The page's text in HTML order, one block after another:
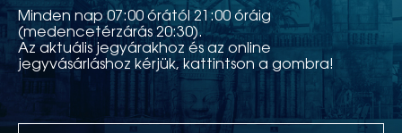
Minden nap 07:00 órától 21:00 óráig
(medencetérzárás 20:30).
Az aktuális jegyárakhoz és az online
jegyvásárláshoz kérjük, kattintson a gombra!